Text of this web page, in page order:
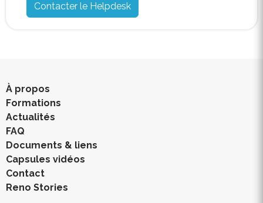
Contacter le Helpdesk
À propos
Formations
Actualités
FAQ
Documents & liens
Capsules vidéos
Contact
Reno Stories